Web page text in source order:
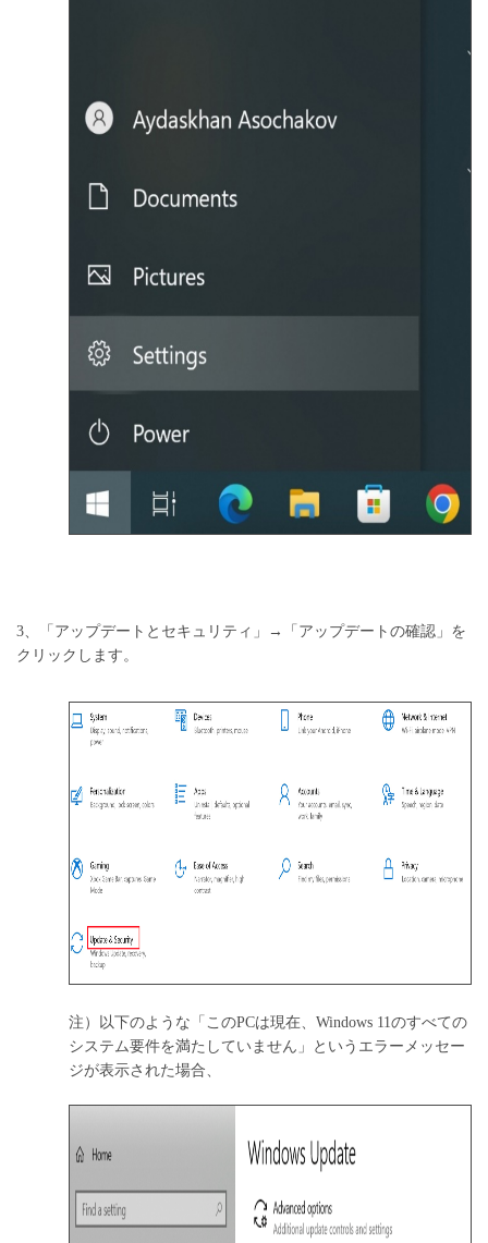
3、「アップデートとセキュリティ」→「アップデートの確認」を
クリックします。
注）以下のような「このPCは現在、Windows 11のすべての
システム要件を満たしていません」というエラーメッセー
ジが表示された場合、